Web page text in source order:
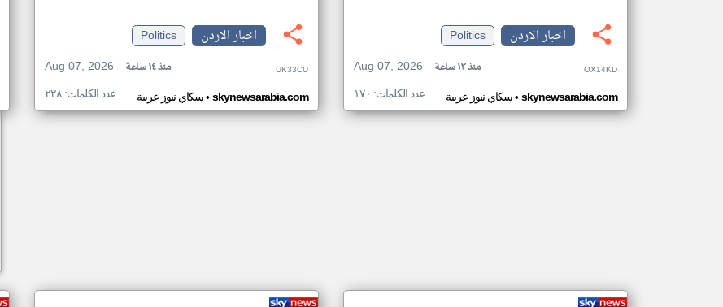
اخبار الاردن
Politics
Aug 07, 2026
منذ ١٣ ساعة OX14KD
سكاي نيوز عربية• skynewsarabia.com عدد الكلمات: ١٧٠
اخبار الاردن
Politics
Aug 07, 2026
منذ ١٤ ساعة UK33CU
سكاي نيوز عربية• skynewsarabia.com عدد الكلمات: ٢٢٨